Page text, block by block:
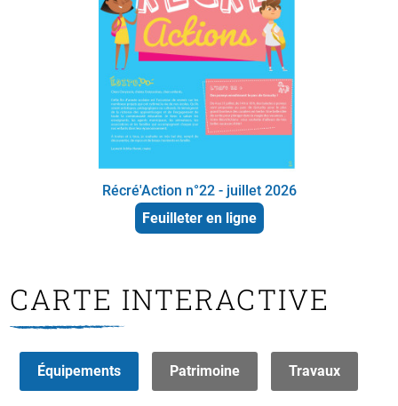
Récré'Action n°22 - juillet 2026
Feuilleter en ligne
CARTE INTERACTIVE
Équipements Patrimoine Travaux